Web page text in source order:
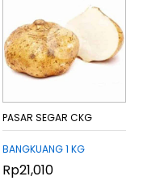
PASAR SEGAR CKG
BANGKUANG 1 KG
Rp21,010
Rp21,010